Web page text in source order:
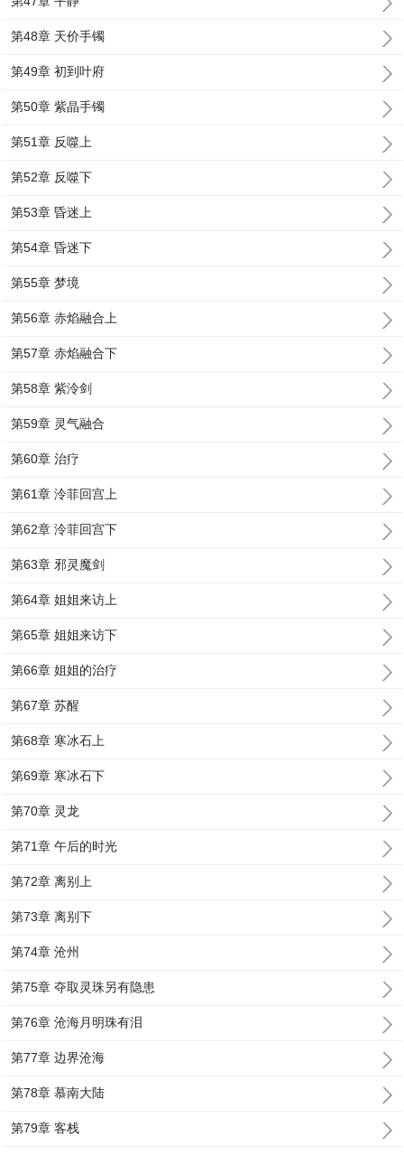
第48章 天价手镯
第49章 初到叶府
第50章 紫晶手镯
第51章 反噬上
第52章 反噬下
第53章 昏迷上
第54章 昏迷下
第55章 梦境
第56章 赤焰融合上
第57章 赤焰融合下
第58章 紫泠剑
第59章 灵气融合
第60章 治疗
第61章 泠菲回宫上
第62章 泠菲回宫下
第63章 邪灵魔剑
第64章 姐姐来访上
第65章 姐姐来访下
第66章 姐姐的治疗
第67章 苏醒
第68章 寒冰石上
第69章 寒冰石下
第70章 灵龙
第71章 午后的时光
第72章 离别上
第73章 离别下
第74章 沧州
第75章 夺取灵珠另有隐患
第76章 沧海月明珠有泪
第77章 边界沧海
第78章 慕南大陆
第79章 客栈